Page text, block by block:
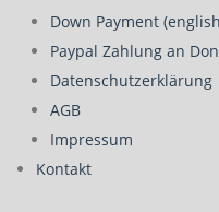
Down Payment
Paypal Zahlung an
Datenschutzerklärung
AGB
Impressum
Kontakt